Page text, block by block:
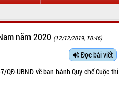
năm 2020 (12/12/2019, 10:46)
Đọc bài viết
QĐ-UBND về ban hành Quy chế Cuộc thi